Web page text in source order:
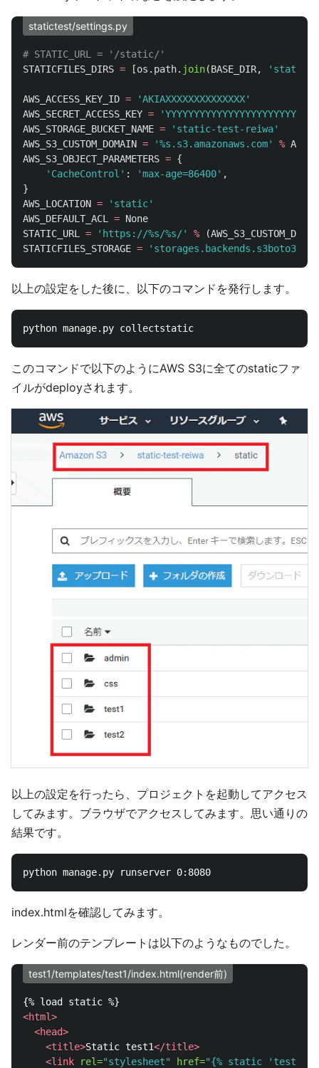
statictest/settings.py
STATICFILES_DIRS = [os . path. join(BASE_DIR, ' static
AWS_ACCESS_KEY_ID = 'AKIAXXXXXXXXXXXXXX'
AWS_SECRET_ACCESS_KEY = '
AWS_STORAGE_BUCKET_NAME = ' static-test-reiwa'
AWS_S3_CUSTOM_DOMAIN = '%s.s3.amazonaws.com' %
AWS_S3_OBJECT_PARAMETERS = {
' CacheControl ' : 'max-age=86400' ,
}
AWS_LOCATION = ' static'
AWS_DEFAULT_ACL = None
STATIC_URL = ' https://%s/%s/' % (
STATICFILES_STORAGE = '
以上の設定をした後に、以下のコマンドを発行します。
このコマンドで以下のようにAWS S3に全てのstaticファ
イルがdeployされます。
以上の設定を行ったら、プロジェクトを起動してアクセス
してみます。ブラウザでアクセスしてみます。思い通りの
結果です。
index.htmlを確認してみます。
レンダー前のテンプレートは以下のようなものでした。
test1/templates/test1/index.html(render前)
<html>
<head>
<title>Static test1</title>
<link
rel="stylesheet" href="{% static 'test1/